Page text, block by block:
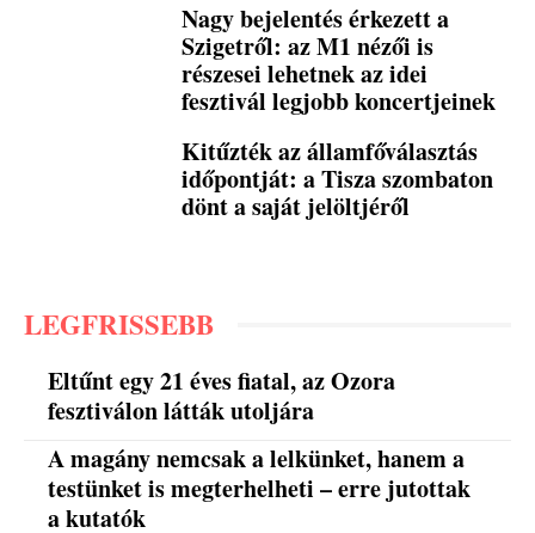
Nagy bejelentés érkezett a
Szigetről: az M1 nézői is
részesei lehetnek az idei
fesztivál legjobb koncertjeinek
Kitűzték az államfőválasztás
időpontját: a Tisza szombaton
dönt a saját jelöltjéről
LEGFRISSEBB
Eltűnt egy 21 éves fiatal, az Ozora
fesztiválon látták utoljára
A magány nemcsak a lelkünket, hanem a
testünket is megterhelheti – erre jutottak
a kutatók